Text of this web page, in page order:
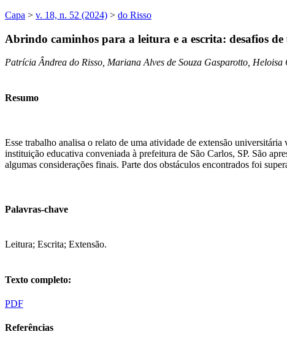
Capa > v. 18, n. 52 (2024) > do Risso
Abrindo caminhos para a leitura e a escrita: desafios
Patrícia Ândrea do Risso, Mariana Alves de Souza Gasparotto, Heloisa
Resumo
Esse trabalho analisa o relato de uma atividade de extensão
instituição educativa conveniada à prefeitura de São Carlos, SP. São
algumas considerações finais. Parte dos obstáculos encontrados foi
Palavras-chave
Leitura; Escrita; Extensão.
Texto completo:
PDF
Referências